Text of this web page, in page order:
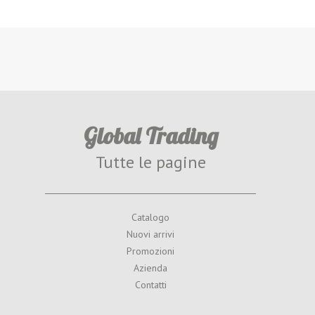
Global Trading
Tutte le pagine
Catalogo
Nuovi arrivi
Promozioni
Azienda
Contatti